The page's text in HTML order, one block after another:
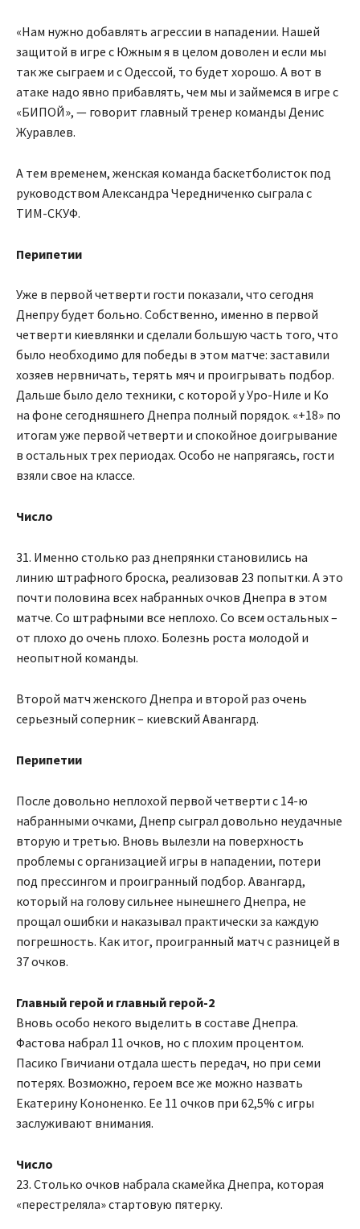
«Нам нужно добавлять агрессии в нападении. Нашей
защитой в игре с Южным я в целом доволен и если мы
так же сыграем и с Одессой, то будет хорошо. А вот в
атаке надо явно прибавлять, чем мы и займемся в игре с
«БИПОЙ», — говорит главный тренер команды Денис
Журавлев.
А тем временем, женская команда баскетболисток под
руководством Александра Чередниченко сыграла с
ТИМ-СКУФ.
Перипетии
Уже в первой четверти гости показали, что сегодня
Днепру будет больно. Собственно, именно в первой
четверти киевлянки и сделали большую часть того, что
было необходимо для победы в этом матче: заставили
хозяев нервничать, терять мяч и проигрывать подбор.
Дальше было дело техники, с которой у Уро-Ниле и Ко
на фоне сегодняшнего Днепра полный порядок. «+18» по
итогам уже первой четверти и спокойное доигрывание
в остальных трех периодах. Особо не напрягаясь, гости
взяли свое на классе.
Число
31. Именно столько раз днепрянки становились на
линию штрафного броска, реализовав 23 попытки. А это
почти половина всех набранных очков Днепра в этом
матче. Со штрафными все неплохо. Со всем остальных –
от плохо до очень плохо. Болезнь роста молодой и
неопытной команды.
Второй матч женского Днепра и второй раз очень
серьезный соперник – киевский Авангард.
Перипетии
После довольно неплохой первой четверти с 14-ю
набранными очками, Днепр сыграл довольно неудачные
вторую и третью. Вновь вылезли на поверхность
проблемы с организацией игры в нападении, потери
под прессингом и проигранный подбор. Авангард,
который на голову сильнее нынешнего Днепра, не
прощал ошибки и наказывал практически за каждую
погрешность. Как итог, проигранный матч с разницей в
37 очков.
Главный герой и главный герой-2
Вновь особо некого выделить в составе Днепра.
Фастова набрал 11 очков, но с плохим процентом.
Пасико Гвичиани отдала шесть передач, но при семи
потерях. Возможно, героем все же можно назвать
Екатерину Кононенко. Ее 11 очков при 62,5% с игры
заслуживают внимания.
Число
23. Столько очков набрала скамейка Днепра, которая
«перестреляла» стартовую пятерку.